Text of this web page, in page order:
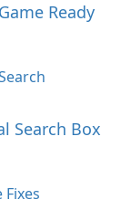
Ready
Search Box